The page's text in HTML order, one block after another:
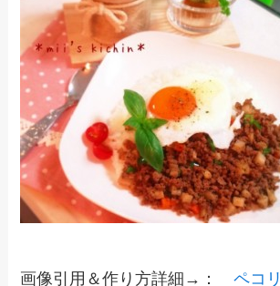
画像引用＆作り方詳細→：ペコリ